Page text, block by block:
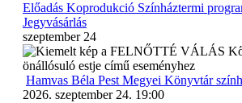
Előadás Koprodukció Színháztermi
Jegyvásárlás
szeptember 24
Hamvas Béla Pest Megyei Könyvtár
2026. szeptember 24. 19:00